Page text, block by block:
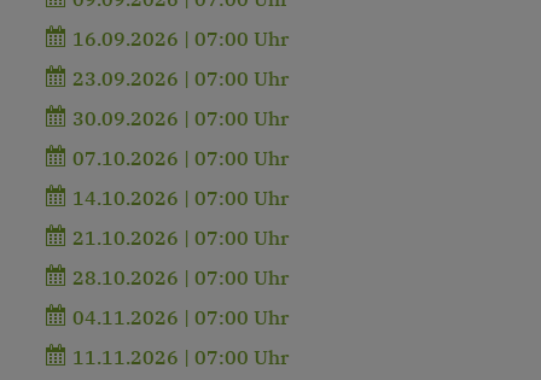
16.09.2026 | 07:00 Uhr
23.09.2026 | 07:00 Uhr
30.09.2026 | 07:00 Uhr
07.10.2026 | 07:00 Uhr
14.10.2026 | 07:00 Uhr
21.10.2026 | 07:00 Uhr
28.10.2026 | 07:00 Uhr
04.11.2026 | 07:00 Uhr
11.11.2026 | 07:00 Uhr